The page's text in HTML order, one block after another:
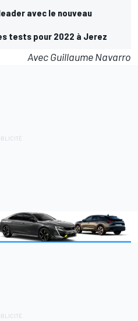
avec le nouveau
tests pour 2022 à Jerez
Avec Guillaume Navarro